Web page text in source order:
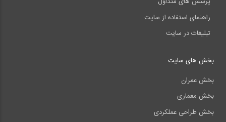
راهنمای استفاده از سایت
تبلیغات در سایت
بخش های سایت
بخش عمران
بخش معماری
بخش طراحی عملکردی